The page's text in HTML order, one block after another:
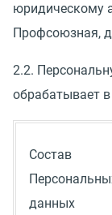
юридическому
Профсоюзная,
2.2.
обрабатывает
Состав
данных